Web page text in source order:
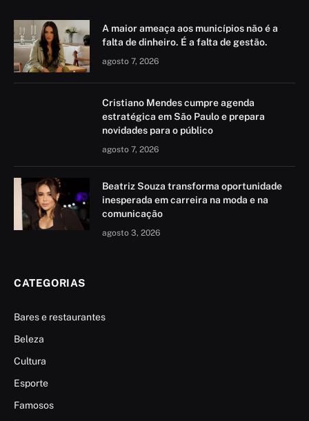
A maior ameaça aos municípios não é a
falta de dinheiro. É a falta de gestão.
agosto 7, 2026
Cristiano Mendes cumpre agenda
estratégica em São Paulo e prepara
novidades para o público
agosto 7, 2026
Beatriz Souza transforma oportunidade
inesperada em carreira na moda e na
comunicação
agosto 3, 2026
CATEGORIAS
Bares e restaurantes
Beleza
Cultura
Esporte
Famosos